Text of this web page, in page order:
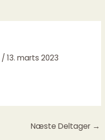
/ 13. marts 2023
Næste Deltager →